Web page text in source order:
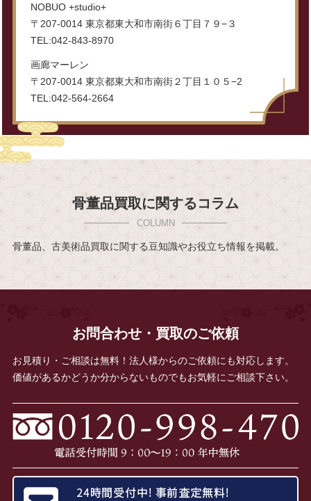
NOBUO +studio+
〒207-0014 東京都東大和市南街６丁目７９−３
TEL:042-843-8970
画廊マーレン
〒207-0014 東京都東大和市南街２丁目１０５−2
TEL:042-564-2664
骨董品買取に関するコラム
骨董品、古美術品買取に関する豆知識やお役立ち情報を掲載。
お問合わせ・買取のご依頼
お見積り・ご相談は無料！法人様からのご依頼にも対応します。
価値があるかどうか分からないものでもお気軽にご相談下さい。